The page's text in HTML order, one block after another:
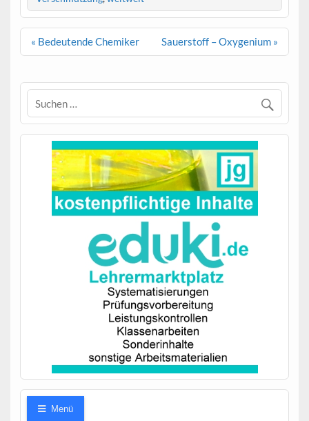
Beitragsnavigation
« Bedeutende Chemiker Sauerstoff – Oxygenium »
Menü